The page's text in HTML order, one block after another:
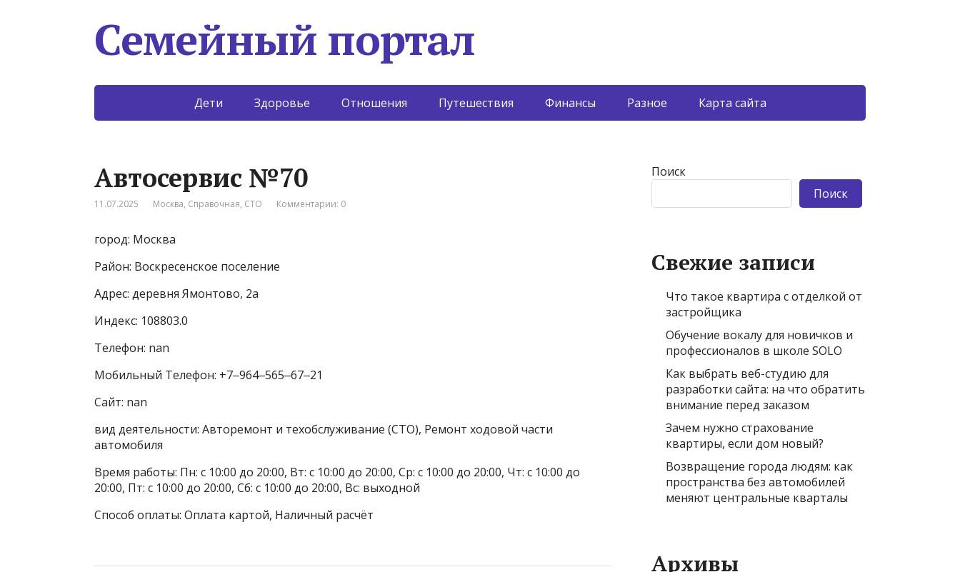
Семейный портал
Дети Здоровье Отношения Путешествия Финансы Разное Карта сайта
Автосервис №70
11.07.2025 Москва, Справочная, СТО Комментарии: 0
город: Москва
Район: Воскресенское поселение
Адрес: деревня Ямонтово, 2а
Индекс: 108803.0
Телефон: nan
Мобильный Телефон: +7‒964‒565‒67‒21
Сайт: nan
вид деятельности: Авторемонт и техобслуживание (СТО), Ремонт ходовой части
автомобиля
Время работы: Пн: с 10:00 до 20:00, Вт: с 10:00 до 20:00, Ср: с 10:00 до 20:00, Чт: с 10:00 до
20:00, Пт: с 10:00 до 20:00, Сб: с 10:00 до 20:00, Вс: выходной
Способ оплаты: Оплата картой, Наличный расчёт
Поиск
Поиск
Свежие записи
Что такое квартира с отделкой от
застройщика
Обучение вокалу для новичков и
профессионалов в школе SOLO
Как выбрать веб-студию для
разработки сайта: на что обратить
внимание перед заказом
Зачем нужно страхование
квартиры, если дом новый?
Возвращение города людям: как
пространства без автомобилей
меняют центральные кварталы
Архивы